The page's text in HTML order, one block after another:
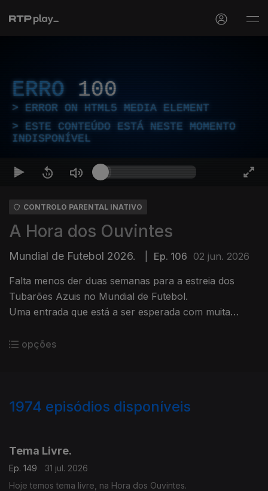
ERRO 100
ERROR ON HTML5 MEDIA ELEMENT
ESTE CONTEÚDO ESTÁ NESTE MOMENTO
INDISPONÍVEL
CONTROLO PARENTAL INATIVO
A Hora dos Ouvintes
Mundial de Futebol 2026. Ep. 106 02 jun. 2026
Falta menos der duas semanas para a estreia dos
Tubarões Azuis no Mundial de Futebol.
Uma entrada que está a ser esperada com muita
amigável.
opções
1974 episódios disponíveis
Tema Livre.
Ep. 149
31 jul. 2026
Hoje temos tema livre, na Hora dos Ouvintes.